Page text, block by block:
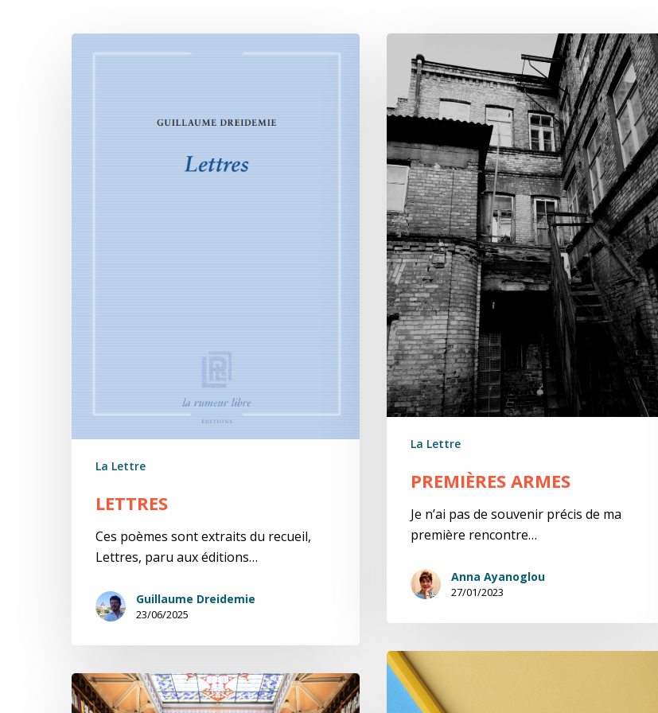
Hit enter to search or ESC to close
La Lettre
LETTRES
Ces poèmes sont extraits du recueil,
Lettres, paru aux éditions…
Guillaume Dreidemie
23/06/2025
armes
La Lettre
PREMIÈRES ARMES
Je n’ai pas de souvenir précis de ma
première rencontre…
Anna Ayanoglou
27/01/2023
La
page
blanche,
Silences
d’or